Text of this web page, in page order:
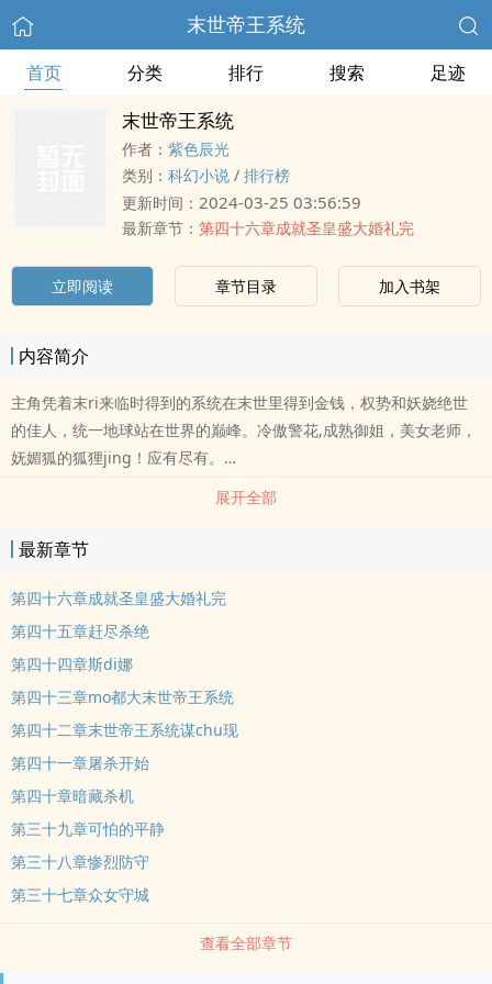
末世帝王系统
首页 分类 排行 搜索 足迹
末世帝王系统
作者： 紫色辰光
类别： 科幻小说 / 排行榜
更新时间： 2024-03-25 03:56:59
最新章节： 第四十六章成就圣皇盛大婚礼完
立即阅读 章节目录 加入书架
内容简介
主角凭着末ri来临时得到的系统在末世里得到金钱，权势和妖娆绝世
的佳人，统一地球站在世界的巅峰。冷傲警花,成熟御姐，美女老师，
妩媚狐的狐狸jing！应有尽有。…
展开全部
最新章节
第四十六章成就圣皇盛大婚礼完
第四十五章赶尽杀绝
第四十四章斯di娜
第四十三章mo都大末世帝王系统
第四十二章末世帝王系统谋chu现
第四十一章屠杀开始
第四十章暗藏杀机
第三十九章可怕的平静
第三十八章惨烈防守
第三十七章众女守城
查看全部章节